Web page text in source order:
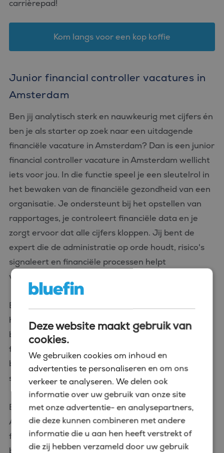
carrièrepad!
Kom langs voor een kop koffie
Junior financial controller vacatures in
Amsterdam
Ben jij analytisch sterk en nauwkeurig met cijfers én
ben je als starter op zoek naar een uitdagende
financiële vacature in Amsterdam? Dan is een junior
financial controller vacature in Amsterdam wellicht
iets voor jou. In die functie speel je een sleutelrol in
het bewaken van de financiële gezondheid van een
organisatie. Je ondersteunt bij het opstellen van
rapportages, je controleert financiële data en je
zorgt ervoor dat alle cijfers kloppen. Jij bent de
expert die de administratie op orde houdt, risico's
signaleert en financiële processen helpt
verbeteren.
Een junior financial controller werkt gedetailleerd,
houdt zich bezig met forecasting, en zorgt dat
budgetten en uitgaven in balans blijven. Het is een
functie waarin nauwkeurigheid en
betrouwbaarheid centraal staan, en waarin je al
snel veel verantwoordelijkheid krijgt.
Benieuwd naar jouw mogelijkheden als starter? In
Amsterdam zijn er volop interessante junior
financial controller vacatures die je een stevige
basis bieden voor een carrière in finance. Bekijk de
Deze website maakt gebruik van
cookies.
We gebruiken cookies om inhoud en
advertenties te personaliseren en om ons
verkeer te analyseren. We delen ook
informatie over uw gebruik van onze site
met onze advertentie- en analysepartners,
die deze kunnen combineren met andere
informatie die u aan hen heeft verstrekt of
die zij hebben verzameld door uw gebruik